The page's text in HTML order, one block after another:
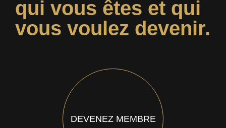
qui vous êtes et qui
vous voulez devenir.
DEVENEZ MEMBRE